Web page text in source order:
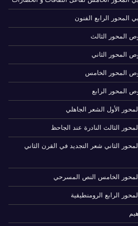
المحور الرابع الفنون
المحور الثالث
المحور الثاني
المحور الخامس
المحور الرابع
الأول الشعر الجاهلي
الثالث النادرة عند الجاحظ
الثاني شعر التجديد في القرن الثاني
المحور الخامس النص المسرحي
الرابع الرومنطيقية